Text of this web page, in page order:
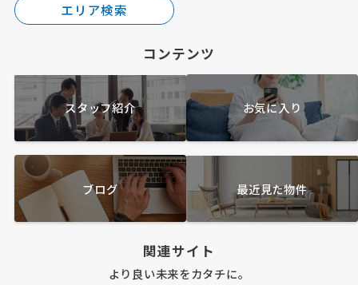
エリア検索
コンテンツ
スタッフ紹介 お気に入り
ブログ 最近見た物件
関連サイト
より良い未来をカタチに。